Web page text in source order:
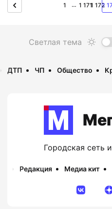
1 … 1 1711 1721
ДТП ЧП Общество
Городская сеть
Редакция Медиа кит